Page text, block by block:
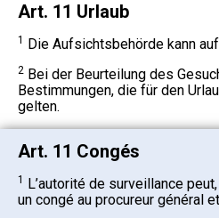
Art. 11 Urlaub
1 Die Aufsichtsbehörde kann
2 Bei der Beurteilung des
Bestimmungen, die für den
gelten.
Art. 11 Congés
1 L’autorité de surveillance
un congé au procureur général